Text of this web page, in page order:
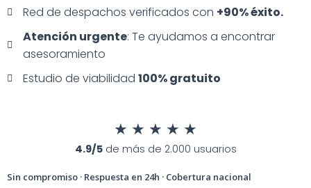
Red de despachos verificados con +90% éxito.
Atención urgente: Te ayudamos a encontrar
asesoramiento
Estudio de viabilidad 100% gratuito
★ ★ ★ ★ ★
4.9/5de más de 2.000 usuarios
Sin compromiso · Respuesta en 24h · Cobertura nacional